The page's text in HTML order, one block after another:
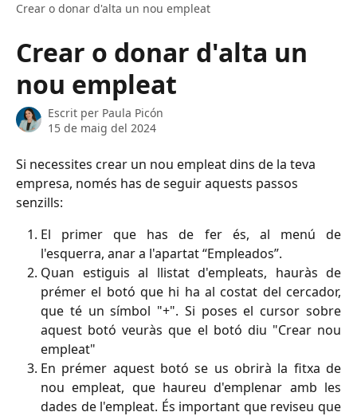
Crear o donar d'alta un nou empleat
Crear o donar d'alta un
nou empleat
Escrit per Paula Picón
15 de maig del 2024
Si necessites crear un nou empleat dins de la teva
empresa, només has de seguir aquests passos
senzills:
El primer que has de fer és, al menú de
l'esquerra, anar a l'apartat “Empleados”.
Quan estiguis al llistat d'empleats, hauràs de
prémer el botó que hi ha al costat del cercador,
que té un símbol "+". Si poses el cursor sobre
aquest botó veuràs que el botó diu "Crear nou
empleat"
En prémer aquest botó se us obrirà la fitxa de
nou empleat, que haureu d'emplenar amb les
dades de l'empleat. És important que reviseu que